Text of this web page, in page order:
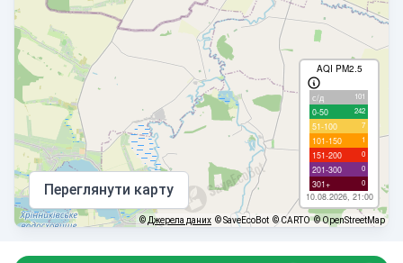
AQI PM2.5
с/д 101
0-50 242
51-100 7
101-150 1
151-200 0
201-300 0
301+ 0
10.08.2026, 21:00
Переглянути карту
© Джерела даних © SaveEcoBot © CARTO © OpenStreetMap